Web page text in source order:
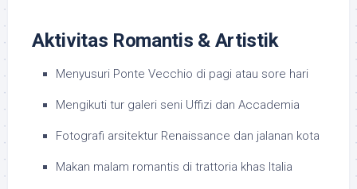
Aktivitas Romantis & Artistik
Menyusuri Ponte Vecchio di pagi atau sore hari
Mengikuti tur galeri seni Uffizi dan Accademia
Fotografi arsitektur Renaissance dan jalanan kota
Makan malam romantis di trattoria khas Italia